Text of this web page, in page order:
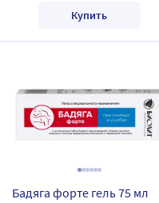
Купить
Бадяга форте гель 75 мл